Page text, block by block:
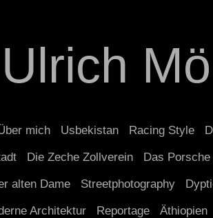
Ulrich
mich Usbekistan Racing Style
Die Zeche Zollverein Das
alten Dame Streetphotography
Architektur Reportage Äthiopien